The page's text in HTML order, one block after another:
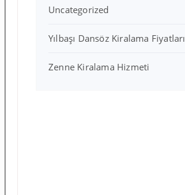
Uncategorized
Yılbaşı Dansöz Kiralama Fiyatları
Zenne Kiralama Hizmeti